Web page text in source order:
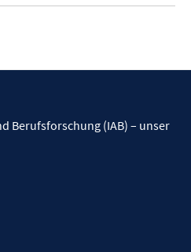
Berufsforschung (IAB) – unser